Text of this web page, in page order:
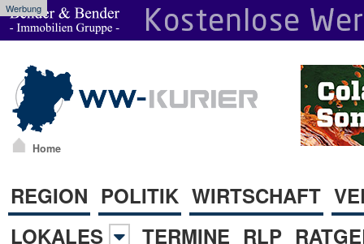
Werbung
Home
REGION POLITIK WIRTSCHAFT
LOKALES
TERMINE RLP